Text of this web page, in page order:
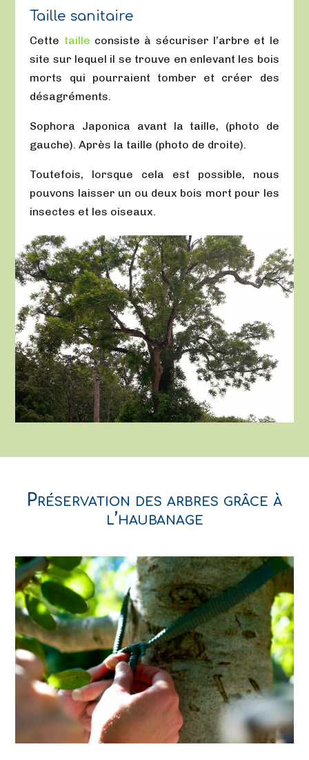
Taille sanitaire
Cette taille consiste à sécuriser l’arbre et le
site sur lequel il se trouve en enlevant les bois
morts qui pourraient tomber et créer des
désagréments.
Sophora Japonica avant la taille, (photo de
gauche). Après la taille (photo de droite).
Toutefois, lorsque cela est possible, nous
pouvons laisser un ou deux bois mort pour les
insectes et les oiseaux.
Préservation des arbres grâce à
l’haubanage